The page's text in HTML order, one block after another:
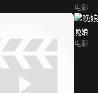
电影
晚娘
电影